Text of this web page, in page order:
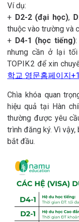
Ví dụ:
+ D2-2 (đại học),
thuộc vào trường và
+ D4-1 (học tiếng):
nhưng cần ở lại
TOPIK 2 để xin
학교 영문홈페이지
Chìa khóa quan
hiệu quả tại Hàn
thường được yêu
trình đăng ký. Vì
bắt đầu.